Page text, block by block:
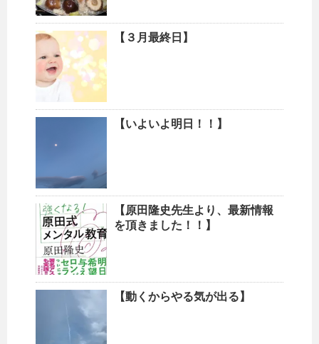
【３月最終日】
【いよいよ明日！！】
【原田隆史先生より、最新情報
を頂きました！！】
【動くからやる気が出る】